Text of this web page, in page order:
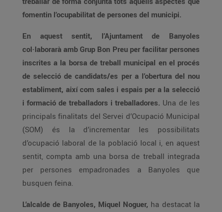
fomentin l’ocupabilitat de persones del municipi.
En aquest sentit, l’Ajuntament de Banyoles
col·laborarà amb Grup Bon Preu per facilitar persones
inscrites a la borsa de treball municipal en el procés
de selecció de candidats/es per a l’obertura del nou
establiment, així com sales i espais per a la selecció
i formació de treballadors i treballadores. Una de les
principals finalitats del Servei d’Ocupació Municipal
(SOM) és la d’incrementar les possibilitats
d’ocupació laboral de la població local i, en aquest
sentit, compta amb una borsa de treball integrada
per persones empadronades a Banyoles que
busquen feina.
L’alcalde de Banyoles, Miquel Noguer, ha destacat la